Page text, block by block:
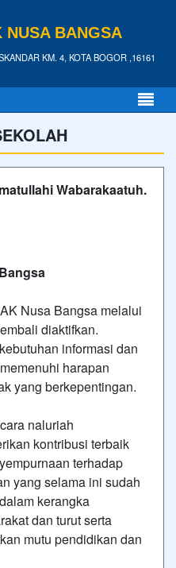
NUSA BANGSA
KM. 4, KOTA BOGOR ,16161
Wabarakaatuh.
Nusa Bangsa melalui
diaktifkan.
informasi dan
harapan
yang berkepentingan.
naluriah
kontribusi terbaik
terhadap
yang selama ini sudah
kerangka
dan turut serta
mutu pendidikan dan